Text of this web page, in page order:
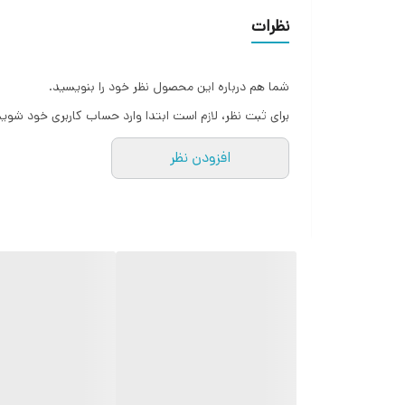
نظرات
شما هم درباره این محصول نظر خود را بنویسید.
برای ثبت نظر، لازم است ابتدا وارد حساب کاربری خود
افزودن نظر